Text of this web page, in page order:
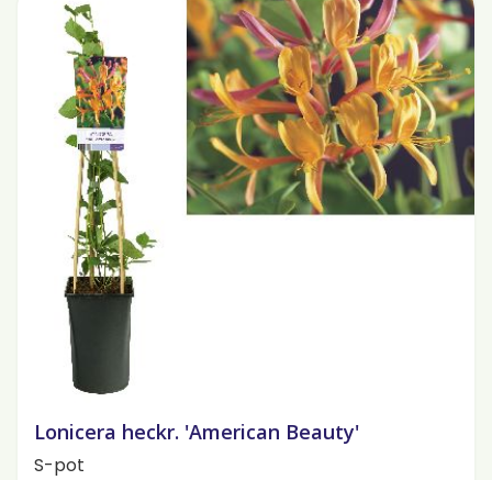
Lonicera heckr. 'American Beauty'
S-pot